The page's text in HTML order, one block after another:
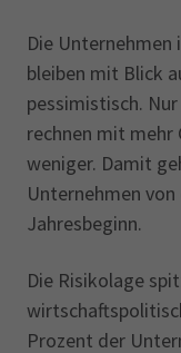
Die
bleiben mit Blick
pessimistisch.
rechnen mit mehr
weniger. Damit
Unternehmen von
Jahresbeginn.
Die Risikolage
Prozent der